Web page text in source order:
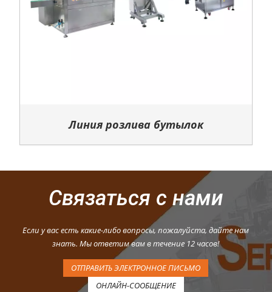
Линия розлива бутылок
Связаться с нами
Если у вас есть какие-либо вопросы, пожалуйста, дайте нам
знать. Мы ответим вам в течение 12 часов!
ОТПРАВИТЬ ЭЛЕКТРОННОЕ ПИСЬМО
ОНЛАЙН-СООБЩЕНИЕ